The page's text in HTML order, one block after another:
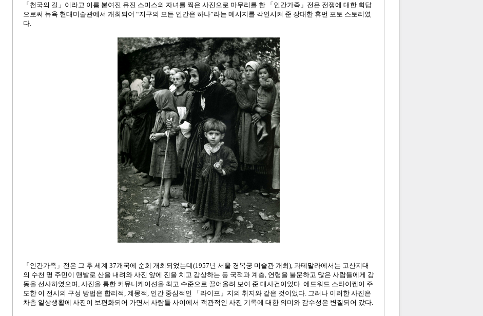
「천국의 길」이라고 이름 붙여진 유진 스미스의 자녀를 찍은 사진으로 마무리를 한 「인간가족」전은 전쟁에 대한 회답
으로써 뉴욕 현대미술관에서 개최되어 “지구의 모든 인간은 하나”라는 메시지를 각인시켜 준 장대한 휴먼 포토 스토리였
다.
「인간가족」전은 그 후 세계 37개국에 순회 개최되었는데(1957년 서울 경복궁 미술관 개최), 과테말라에서는 고산지대
의 수천 명 주민이 맨발로 산을 내려와 사진 앞에 진을 치고 감상하는 등 국적과 계층, 연령을 불문하고 많은 사람들에게 감
동을 선사하였으며, 사진을 통한 커뮤니케이션을 최고 수준으로 끌어올려 보여 준 대사건이었다. 에드워드 스타이켄이 주
도한 이 전시의 구성 방법은 합리적, 계몽적, 인간 중심적인 「라이프」지의 취지와 같은 것이었다. 그러나 이러한 사진은
차츰 일상생활에 사진이 보편화되어 가면서 사람들 사이에서 객관적인 사진 기록에 대한 의미와 감수성은 변질되어 갔다.